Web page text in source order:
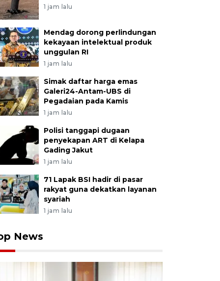
1 jam lalu
Mendag dorong perlindungan
kekayaan intelektual produk
unggulan RI
1 jam lalu
Simak daftar harga emas
Galeri24-Antam-UBS di
Pegadaian pada Kamis
1 jam lalu
Polisi tanggapi dugaan
penyekapan ART di Kelapa
Gading Jakut
1 jam lalu
71 Lapak BSI hadir di pasar
rakyat guna dekatkan layanan
syariah
1 jam lalu
News